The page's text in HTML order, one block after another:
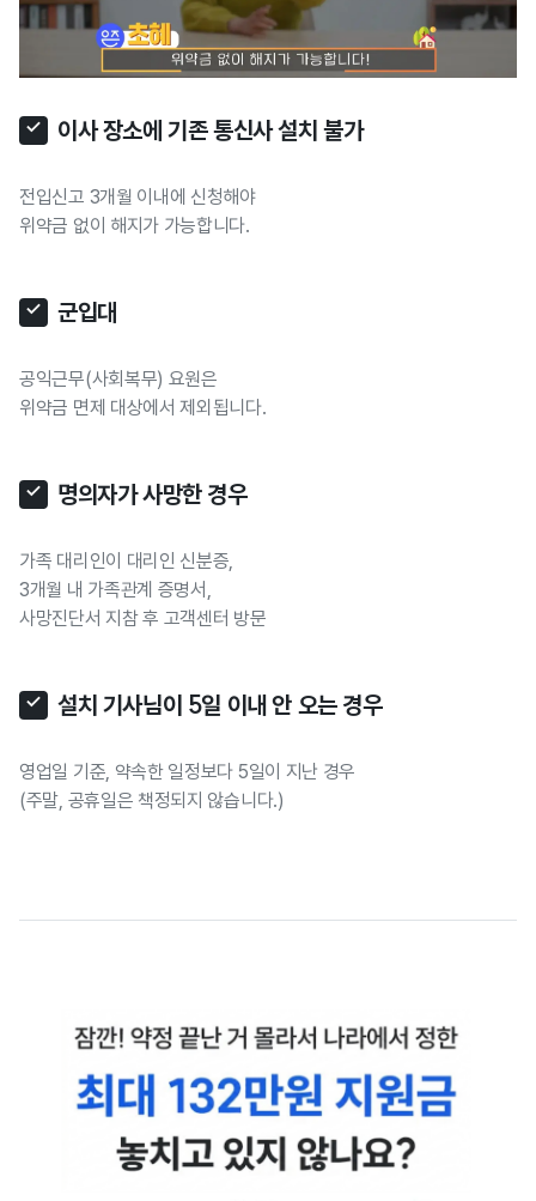
이사 장소에 기존 통신사 설치 불가
전입신고 3개월 이내에 신청해야
위약금 없이 해지가 가능합니다.
군입대
공익근무(사회복무) 요원은
위약금 면제 대상에서 제외됩니다.
명의자가 사망한 경우
가족 대리인이 대리인 신분증,
3개월 내 가족관계 증명서,
사망진단서 지참 후 고객센터 방문
설치 기사님이 5일 이내 안 오는 경우
영업일 기준, 약속한 일정보다 5일이 지난 경우
(주말, 공휴일은 책정되지 않습니다.)